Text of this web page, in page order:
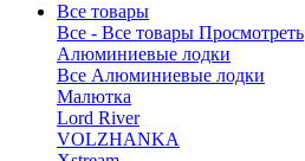
Все товары
Все - Все товары Просмотреть
Алюминиевые лодки
Все Алюминиевые лодки
Малютка
Lord River
VOLZHANKA